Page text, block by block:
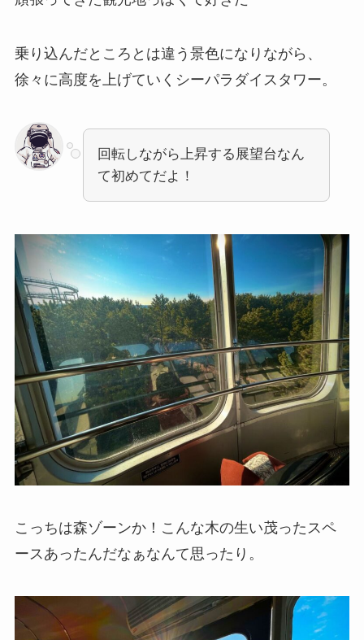
乗り込んだところとは違う景色になりながら、
徐々に高度を上げていくシーパラダイスタワー。
回転しながら上昇する展望台なん
て初めてだよ！
こっちは森ゾーンか！こんな木の生い茂ったスペ
ースあったんだなぁなんて思ったり。